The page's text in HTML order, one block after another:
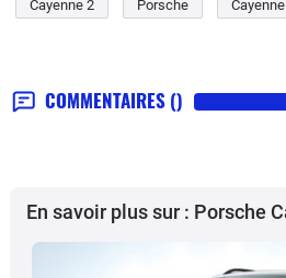
Cayenne 2 Porsche Cayenne
COMMENTAIRES ()
En savoir plus sur : Porsche